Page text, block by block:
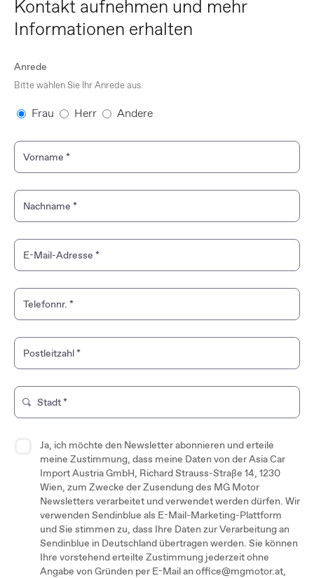
Kontakt aufnehmen und mehr
Informationen erhalten
Anrede
Bitte wählen Sie Ihr Anrede aus.
Frau Herr Andere
Vorname *
Nachname *
E-Mail-Adresse *
Telefonnr. *
Postleitzahl*
Tippen Sie, um nach einem Markenshop zu suchen.
Stadt*
Ja, ich möchte den Newsletter abonnieren und erteile
meine Zustimmung, dass meine Daten von der Asia Car
Import Austria GmbH, Richard Strauss-Straße 14, 1230
Wien, zum Zwecke der Zusendung des MG Motor
Newsletters verarbeitet und verwendet werden dürfen. Wir
verwenden Sendinblue als E-Mail-Marketing-Plattform
und Sie stimmen zu, dass Ihre Daten zur Verarbeitung an
Sendinblue in Deutschland übertragen werden. Sie können
Ihre vorstehend erteilte Zustimmung jederzeit ohne
Angabe von Gründen per E-Mail an office@mgmotor.at,